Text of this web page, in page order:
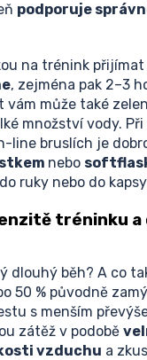
podporuje
na trénink přijímat
, zejména pak 2–3
vám může také
množství vody.
line bruslích je
nebo
ruky nebo do
tréninku
dlouhý běh? A co
50 % původně
s menším
zátěž v podobě
vzduchu a